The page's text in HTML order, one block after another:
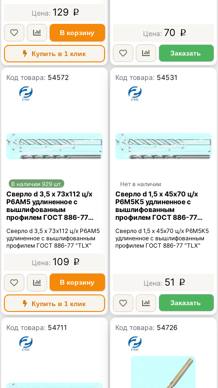
129 p
В корзину
Купить в 1 клик
70 p
Заказать
Код товара: 54572
В наличии 929 шт.
Сверло d 3,5 х 73х112 ц/х
Р6АМ5 удлиненное с
вышлифованным
профилем ГОСТ 886-77
Сверло d 3,5 х 73х112 ц/х Р6АМ5
удлиненное с вышлифованным
профилем ГОСТ 886-77 "TLX"
109 p
В корзину
Купить в 1 клик
Код товара: 54531
Нет в наличии
Сверло d 1,5 х 45х70 ц/х
Р6М5К5 удлиненное с
вышлифованным
профилем ГОСТ 886-77
Сверло d 1,5 х 45х70 ц/х Р6М5К5
удлиненное с вышлифованным
профилем ГОСТ 886-77 "TLX"
51 p
Заказать
Код товара: 54711 Код товара: 54726